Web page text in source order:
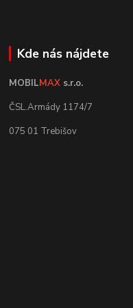
Kde nás nájdete
MOBILMAX s.r.o.
ČSL.Armády 1174/7
075 01 Trebišov